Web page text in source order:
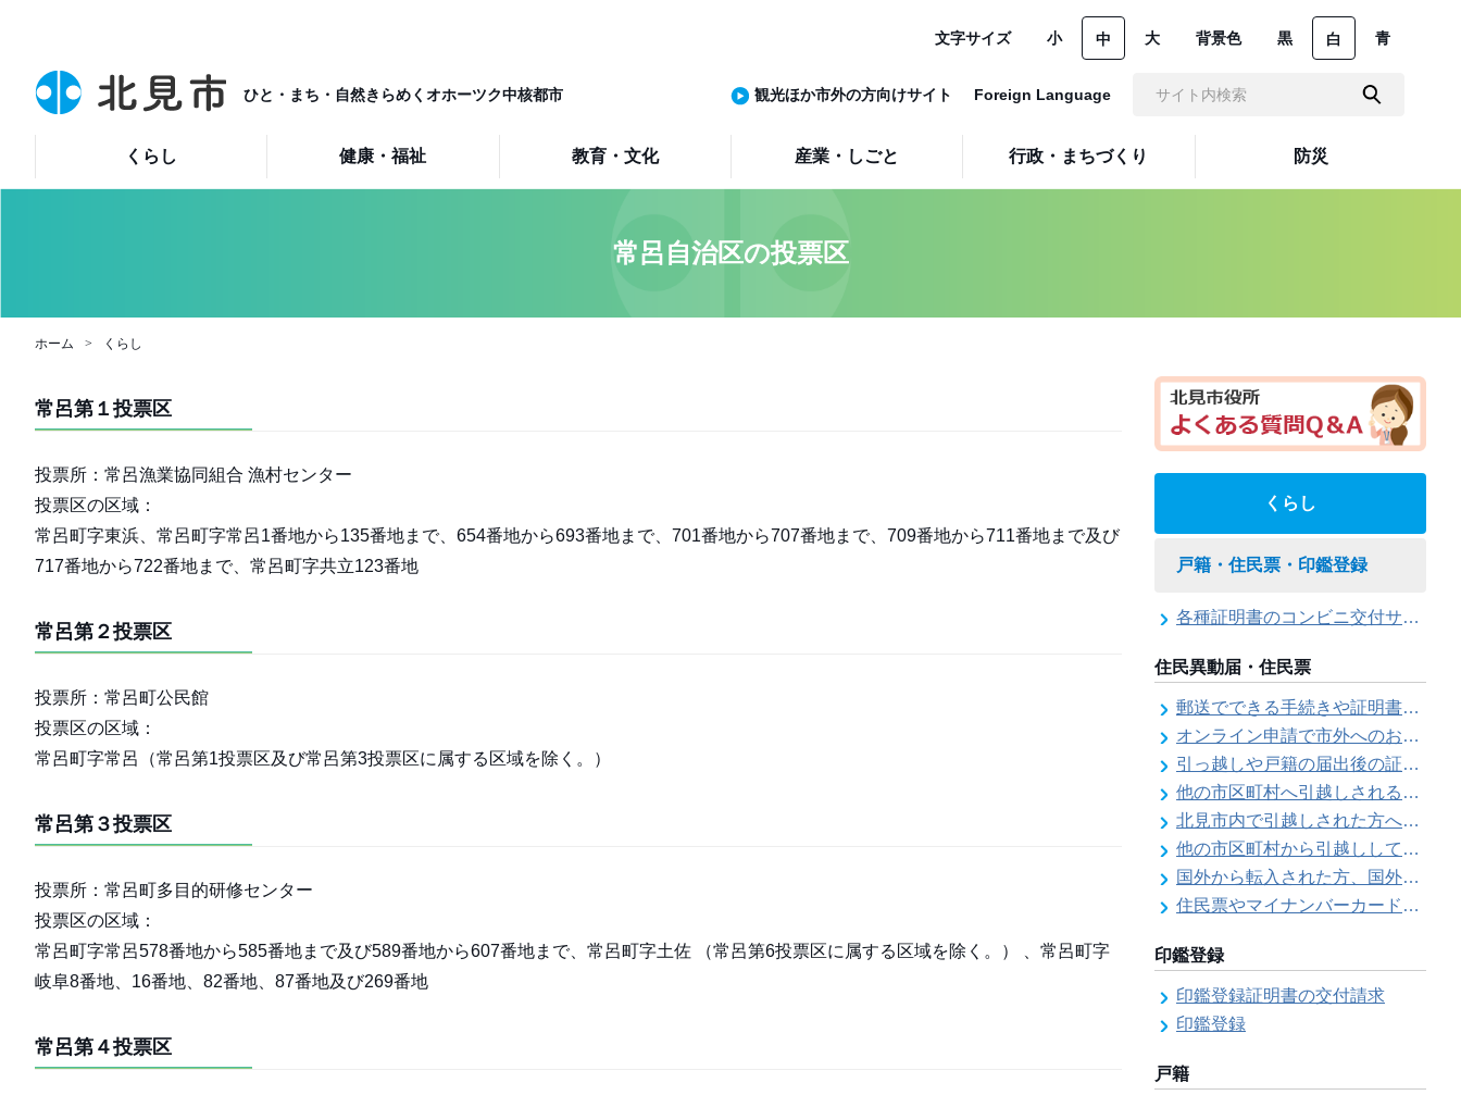
ひと・まち・自然きらめくオホーツク中核都市
くらし 健康・福祉 教育・文化 産業・しごと 行政・まちづくり 防災
文字サイズ 小 中 大 背景色 黒 白 青
観光ほか市外の方向けサイト Foreign Language
常呂自治区の投票区
ホーム くらし
常呂第１投票区
投票所：常呂漁業協同組合 漁村センター
投票区の区域：
常呂町字東浜、常呂町字常呂1番地から135番地まで、654番地から693番地まで、701番地から707番地まで、709番地から711番地まで及び
717番地から722番地まで、常呂町字共立123番地
常呂第２投票区
投票所：常呂町公民館
投票区の区域：
常呂町字常呂（常呂第1投票区及び常呂第3投票区に属する区域を除く。）
常呂第３投票区
投票所：常呂町多目的研修センター
投票区の区域：
常呂町字常呂578番地から585番地まで及び589番地から607番地まで、常呂町字土佐 （常呂第6投票区に属する区域を除く。） 、常呂町字
岐阜8番地、16番地、82番地、87番地及び269番地
常呂第４投票区
くらし
戸籍・住民票・印鑑登録
各種証明書のコンビニ交付サービス
住民異動届・住民票
郵送でできる手続きや証明書等の交付請求（住民票・戸籍・国民年金関係）
オンライン申請で市外へのお引越し手続き（転出届）ができます
引っ越しや戸籍の届出後の証明書発行可能日
他の市区町村へ引越しされる方へ（転出届）
北見市内で引越しされた方へ（転居届）
他の市区町村から引越しして来た方へ（転入届）
国外から転入された方、国外へ転出される方へ
住民票やマイナンバーカード、印鑑証明書に旧氏（旧姓）が併記できるようになりました！
印鑑登録
印鑑登録証明書の交付請求
印鑑登録
戸籍